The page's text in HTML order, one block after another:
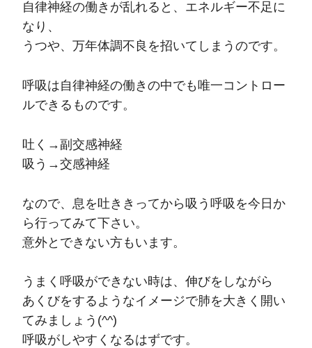
自律神経の働きが乱れると、エネルギー不足に
なり、
うつや、万年体調不良を招いてしまうのです。
呼吸は自律神経の働きの中でも唯一コントロー
ルできるものです。
吐く→副交感神経
吸う→交感神経
なので、息を吐ききってから吸う呼吸を今日か
ら行ってみて下さい。
意外とできない方もいます。
うまく呼吸ができない時は、伸びをしながら
あくびをするようなイメージで肺を大きく開い
てみましょう(^^)
呼吸がしやすくなるはずです。